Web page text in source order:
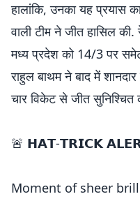
हालांकि, उनका यह प्रयास
वाली टीम ने जीत हासिल
मध्य प्रदेश को 14/3 पर
राहुल बाथम ने बाद में
चार विकेट से जीत सुनिश्चित
🚨 𝗛𝗔𝗧-𝗧𝗥𝗜𝗖𝗞
Moment of sheer